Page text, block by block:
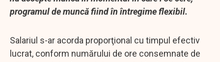
programul de muncă fiind în întregime flexibil.
Salariul s-ar acorda proporţional cu timpul efectiv
lucrat, conform numărului de ore consemnate de